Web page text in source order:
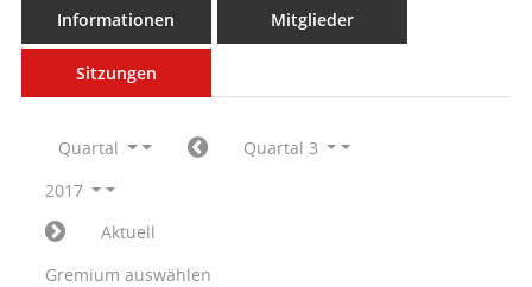
Informationen Mitglieder
Sitzungen
Quartal
Quartal 3
2017
Aktuell
Gremium auswählen